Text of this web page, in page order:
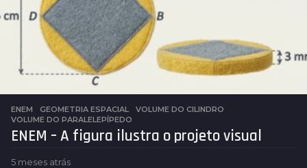
s
ENEM ,GEOMETRIA ESPACIAL VOLUME DO CILINDRO
VOLUME DO PARALELEPÍPEDO
ENEM – A figura ilustra o projeto visual
5 meses atrás